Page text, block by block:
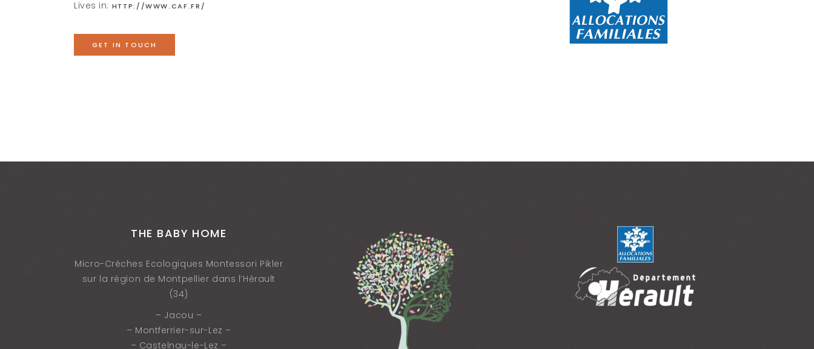
Lives in: HTTP://WWW.CAF.FR/
GET IN TOUCH
THE BABY HOME
Micro-Crèches Ecologiques Montessori Pikler
sur la région de Montpellier dans l’Hérault
(34)
– Jacou –
– Montferrier-sur-Lez –
– Castelnau-le-Lez –